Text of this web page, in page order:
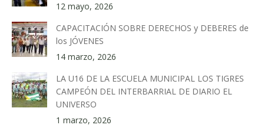
12 mayo, 2026
CAPACITACIÓN SOBRE DERECHOS y DEBERES de
los JÓVENES
14 marzo, 2026
LA U16 DE LA ESCUELA MUNICIPAL LOS TIGRES
CAMPEÓN DEL INTERBARRIAL DE DIARIO EL
UNIVERSO
1 marzo, 2026